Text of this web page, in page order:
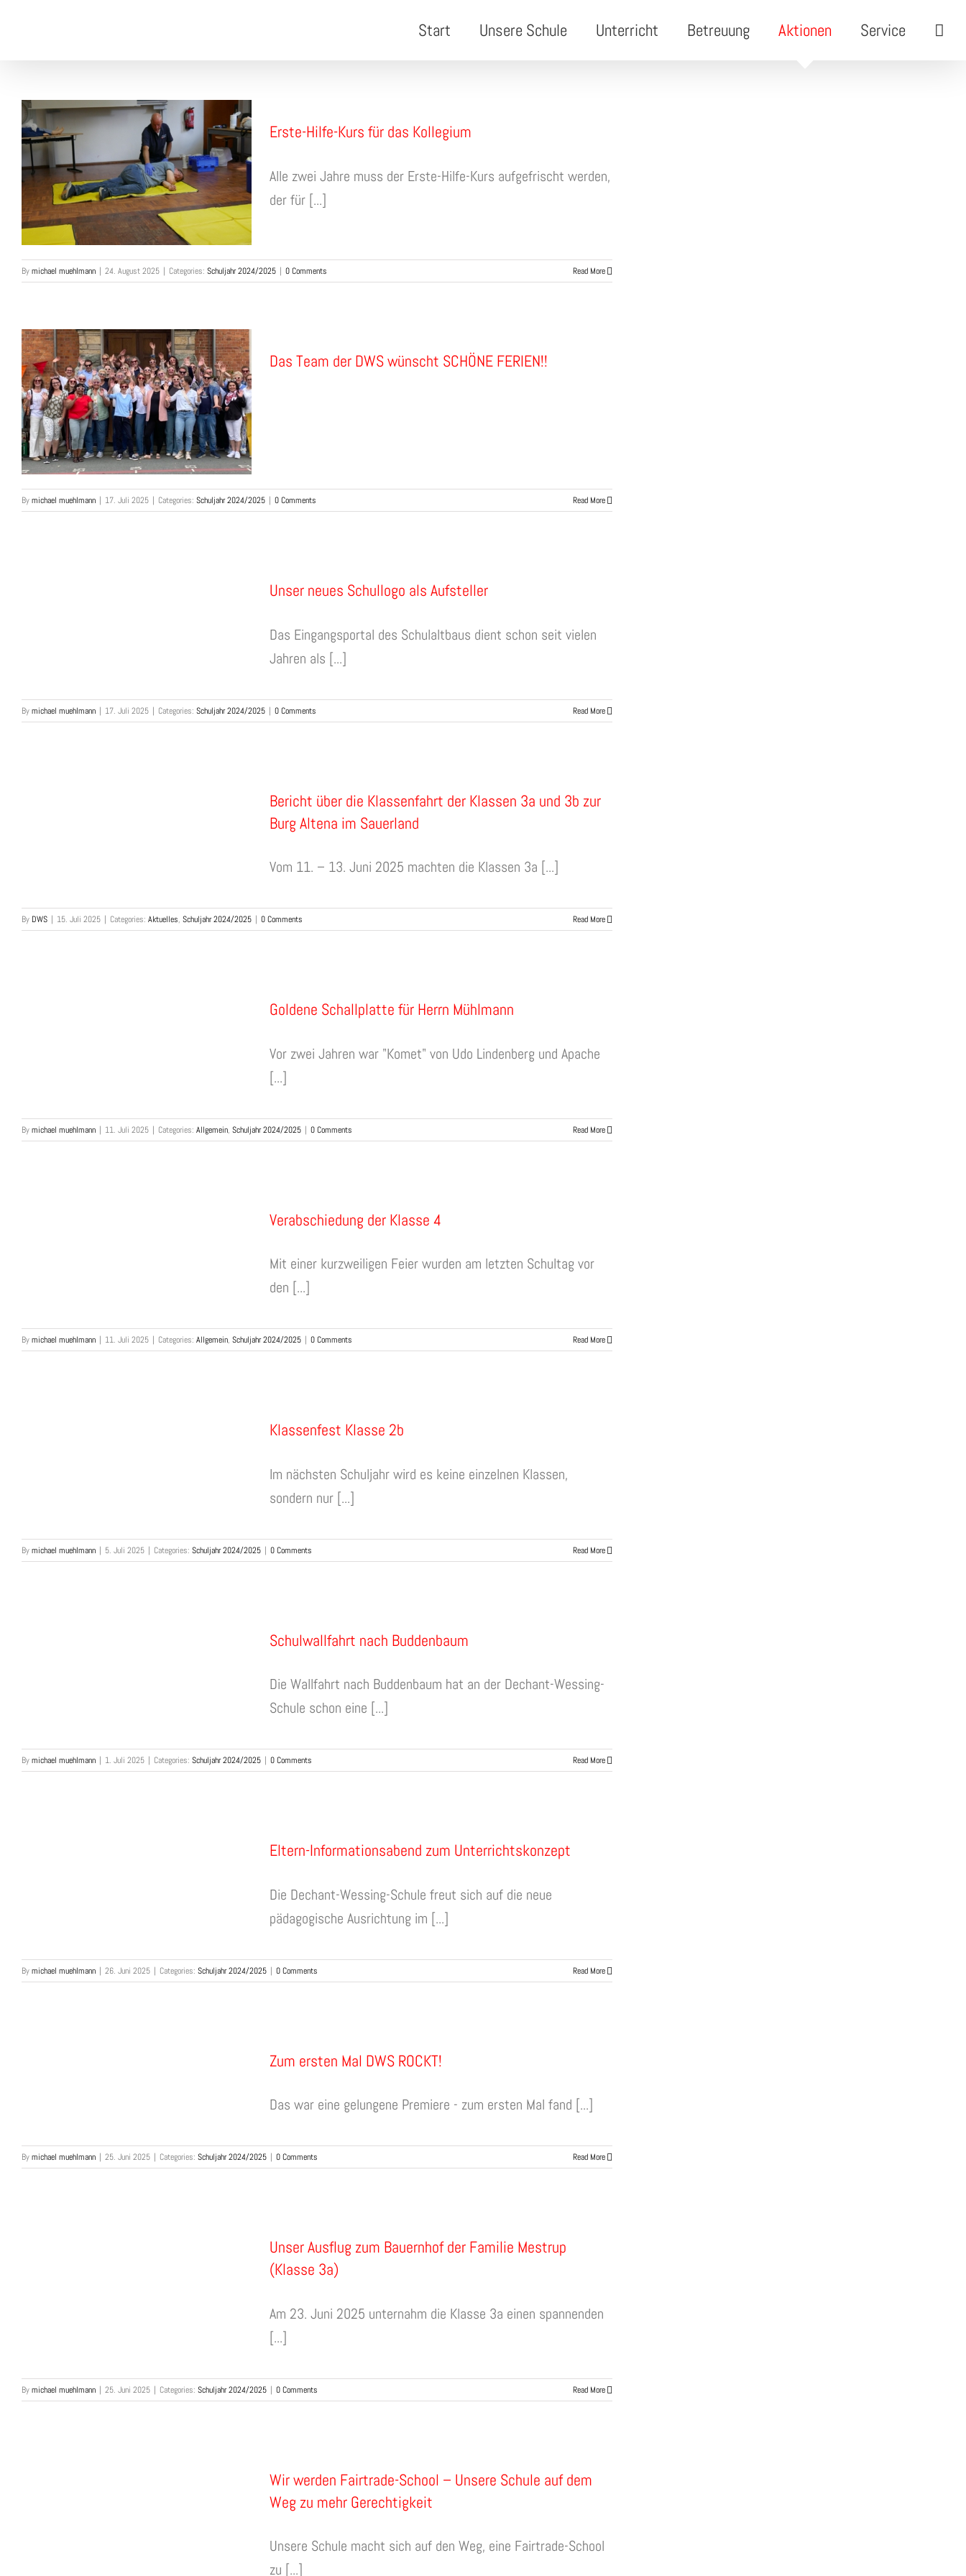
Start Unsere Schule Unterricht Betreuung Aktionen Service
Erste-Hilfe-Kurs für das Kollegium
Alle zwei Jahre muss der Erste-Hilfe-Kurs aufgefrischt werden,
der für [...]
Bymichael muehlmann | 24. August 2025 | Categories: Schuljahr 2024/2025 | 0 Comments Read More
Das Team der DWS wünscht SCHÖNE FERIEN!!
Bymichael muehlmann | 17. Juli 2025 | Categories: Schuljahr 2024/2025 | 0 Comments Read More
Unser neues Schullogo als Aufsteller
Das Eingangsportal des Schulaltbaus dient schon seit vielen
Jahren als [...]
Bymichael muehlmann | 17. Juli 2025 | Categories: Schuljahr 2024/2025 | 0 Comments Read More
Bericht über die Klassenfahrt der Klassen 3a und 3b zur
Burg Altena im Sauerland
Vom 11. – 13. Juni 2025 machten die Klassen 3a [...]
By DWS | 15. Juli 2025 | Categories: Aktuelles, Schuljahr 2024/2025 | 0 Comments Read More
Goldene Schallplatte für Herrn Mühlmann
Vor zwei Jahren war "Komet" von Udo Lindenberg und Apache
[...]
Bymichael muehlmann | 11. Juli 2025 | Categories: Allgemein, Schuljahr 2024/2025 | 0 Comments Read More
Verabschiedung der Klasse 4
Mit einer kurzweiligen Feier wurden am letzten Schultag vor
den [...]
Bymichael muehlmann | 11. Juli 2025 | Categories: Allgemein, Schuljahr 2024/2025 | 0 Comments Read More
Klassenfest Klasse 2b
Im nächsten Schuljahr wird es keine einzelnen Klassen,
sondern nur [...]
Bymichael muehlmann | 5. Juli 2025 | Categories: Schuljahr 2024/2025 | 0 Comments Read More
Schulwallfahrt nach Buddenbaum
Die Wallfahrt nach Buddenbaum hat an der Dechant-Wessing-
Schule schon eine [...]
Bymichael muehlmann | 1. Juli 2025 | Categories: Schuljahr 2024/2025 | 0 Comments Read More
Eltern-Informationsabend zum Unterrichtskonzept
Die Dechant-Wessing-Schule freut sich auf die neue
pädagogische Ausrichtung im [...]
Bymichael muehlmann | 26. Juni 2025 | Categories: Schuljahr 2024/2025 | 0 Comments Read More
Zum ersten Mal DWS ROCKT!
Das war eine gelungene Premiere - zum ersten Mal fand [...]
Bymichael muehlmann | 25. Juni 2025 | Categories: Schuljahr 2024/2025 | 0 Comments Read More
Unser Ausflug zum Bauernhof der Familie Mestrup
(Klasse 3a)
Am 23. Juni 2025 unternahm die Klasse 3a einen spannenden
[...]
Bymichael muehlmann | 25. Juni 2025 | Categories: Schuljahr 2024/2025 | 0 Comments Read More
Wir werden Fairtrade-School – Unsere Schule auf dem
Weg zu mehr Gerechtigkeit
Unsere Schule macht sich auf den Weg, eine Fairtrade-School
zu [...]